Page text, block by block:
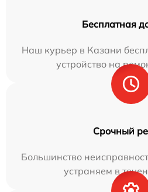
Бесплатная
Наш курьер в Казани
устройство на
Срочный
Большинство
устраняем в